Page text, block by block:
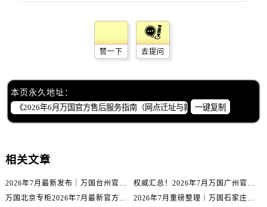
四川省甘孜州市康定市情歌广场、箭炉街万国售后服务中心（需提前预约）
四川省眉山市东坡区三苏路万国售后服务中心（需提前预约）
四川省绵阳市涪城区翠花街万国售后服务中心（需提前预约）
赞一下 去提问
本页永久地址：
一键复制
相关文章
2026年7月最新发布｜万国台州官方专柜客户服务热线与专柜信息攻略
权威汇总！2026年7月万国广州官方专柜客户服务电话及门店名录
万国北京专柜2026年7月最新官方客服热线｜门店信息及服务攻略发布
2026年7月重磅整理｜万国石家庄官方专柜服务电话&客户服务中心公告